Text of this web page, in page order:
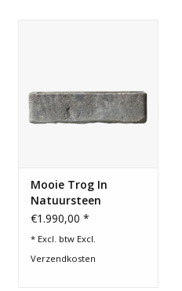
Mooie Trog In
Natuursteen
€1.990,00 *
* Excl. btw Excl.
Verzendkosten